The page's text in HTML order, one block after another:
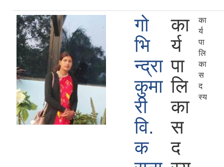
गो
भि
न्द्रा
कुमा
री
वि.
क
का
र्य
पा
लि
का
स
द
का
र्य
पा
लि
का
स
द
स्य